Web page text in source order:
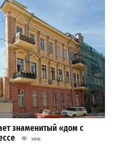
знаменитый «дом с
34196